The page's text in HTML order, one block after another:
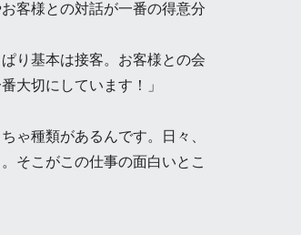
客様との対話が一番の得意分
り基本は接客。お客様との会
大切にしています！」
ゃ種類があるんです。日々、
そこがこの仕事の面白いとこ